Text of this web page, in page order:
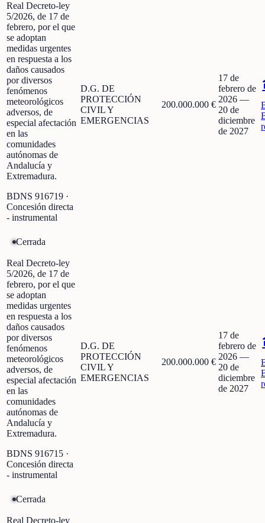
Real Decreto-ley
5/2026, de 17 de
febrero, por el que
se adoptan
medidas urgentes
en respuesta a los
daños causados
por diversos
fenómenos
meteorológicos
adversos, de
especial afectación
en las
comunidades
autónomas de
Andalucía y
Extremadura.
BDNS 916719 ·
Concesión directa
- instrumental
D.G. DE
PROTECCIÓN
CIVIL Y
EMERGENCIAS
200.000.000 €
17 de
febrero de
2026 —
20 de
diciembre
de 2027
Cerrada
Real Decreto-ley
5/2026, de 17 de
febrero, por el que
se adoptan
medidas urgentes
en respuesta a los
daños causados
por diversos
fenómenos
meteorológicos
adversos, de
especial afectación
en las
comunidades
autónomas de
Andalucía y
Extremadura.
BDNS 916715 ·
Concesión directa
- instrumental
D.G. DE
PROTECCIÓN
CIVIL Y
EMERGENCIAS
200.000.000 €
17 de
febrero de
2026 —
20 de
diciembre
de 2027
Cerrada
Real Decreto-ley